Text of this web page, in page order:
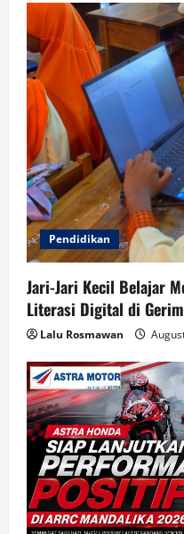
Pendidikan
Jari-Jari Kecil Belajar
Literasi Digital di
Lalu Rosmawan